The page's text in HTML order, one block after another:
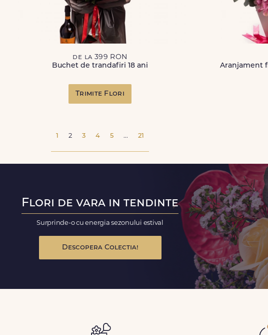
de la 399 RON
Buchet de trandafiri 18 ani
Trimite Flori
Aranjament
1 2 3 4 5 ... 21
Flori de vara in tendinte
Surprinde-o cu energia sezonului estival
Descopera Colectia!